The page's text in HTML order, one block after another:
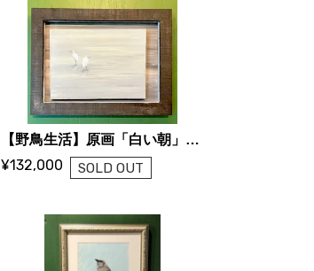
【野鳥生活】原画「白い朝」（さぎ）
¥132,000 SOLD OUT